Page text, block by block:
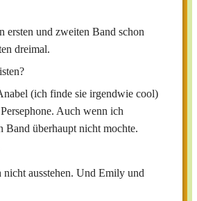
ersten und zweiten Band schon
dreimal.
(ich finde sie irgendwie cool)
Auch wenn ich
Band überhaupt nicht mochte.
ausstehen. Und Emily und